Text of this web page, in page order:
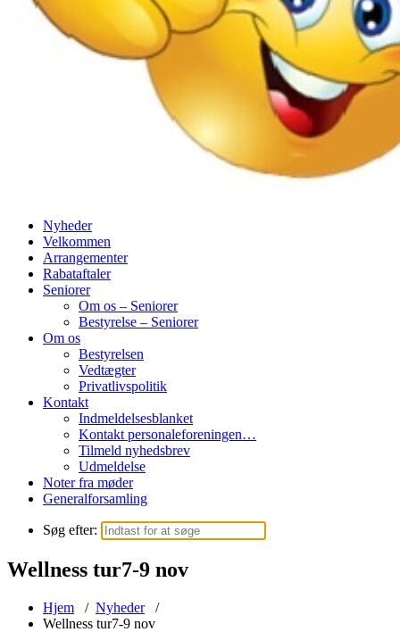
Nyheder
Velkommen
Arrangementer
Rabataftaler
Seniorer
Om os – Seniorer
Bestyrelse – Seniorer
Om os
Bestyrelsen
Vedtægter
Privatlivspolitik
Kontakt
Indmeldelsesblanket
Kontakt personaleforeningen…
Tilmeld nyhedsbrev
Udmeldelse
Noter fra møder
Generalforsamling
Søg efter:
Wellness tur7-9 nov
Hjem / Nyheder/
Wellness tur7-9 nov